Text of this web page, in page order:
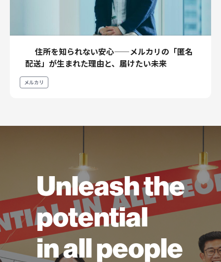
住所を知られない安心——メルカリの「匿名
配送」が生まれた理由と、届けたい未来
メルカリ
Unleash the
potential
in all people